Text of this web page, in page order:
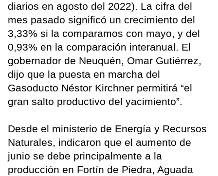
diarios en agosto del 2022). La cifra del
mes pasado significó un crecimiento del
3,33% si la comparamos con mayo, y del
0,93% en la comparación interanual. El
gobernador de Neuquén, Omar Gutiérrez,
dijo que la puesta en marcha del
Gasoducto Néstor Kirchner permitirá “el
gran salto productivo del yacimiento”.
Desde el ministerio de Energía y Recursos
Naturales, indicaron que el aumento de
junio se debe principalmente a la
producción en Fortín de Piedra, Aguada